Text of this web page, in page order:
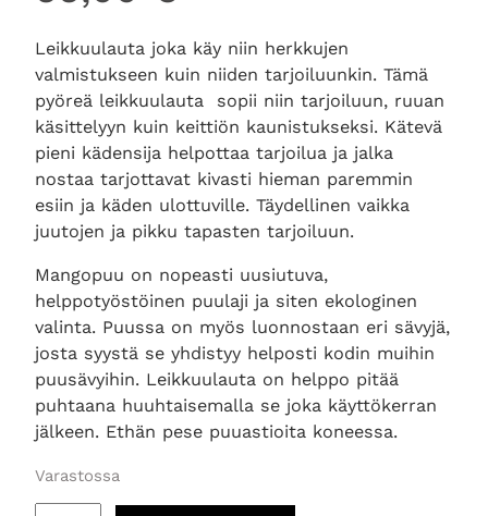
Leikkuulauta joka käy niin herkkujen
valmistukseen kuin niiden tarjoiluunkin. Tämä
pyöreä leikkuulauta sopii niin tarjoiluun, ruuan
käsittelyyn kuin keittiön kaunistukseksi. Kätevä
pieni kädensija helpottaa tarjoilua ja jalka
nostaa tarjottavat kivasti hieman paremmin
esiin ja käden ulottuville. Täydellinen vaikka
juutojen ja pikku tapasten tarjoiluun.
Mangopuu on nopeasti uusiutuva,
helppotyöstöinen puulaji ja siten ekologinen
valinta. Puussa on myös luonnostaan eri sävyjä,
josta syystä se yhdistyy helposti kodin muihin
puusävyihin. Leikkuulauta on helppo pitää
puhtaana huuhtaisemalla se joka käyttökerran
jälkeen. Ethän pese puuastioita koneessa.
Varastossa